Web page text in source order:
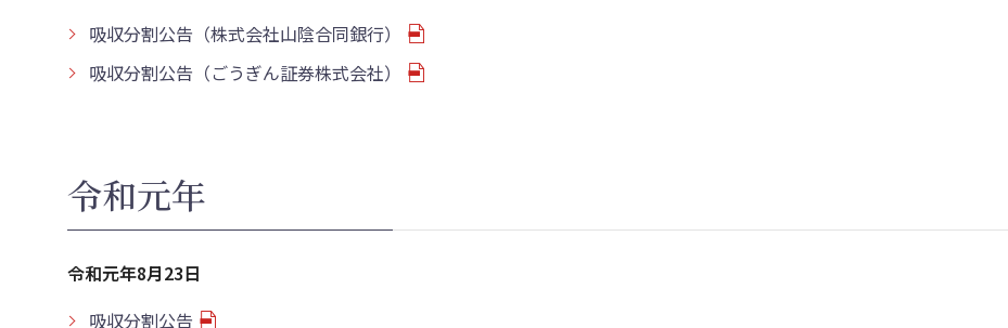
吸収分割公告（株式会社山陰合同銀行）
吸収分割公告（ごうぎん証券株式会社）
令和元年
令和元年8月23日
吸収分割公告